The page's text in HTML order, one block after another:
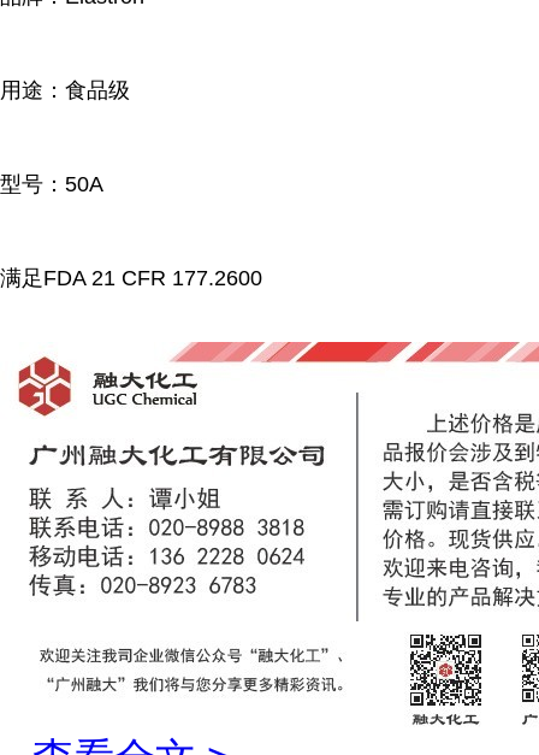
用途：食品级
型号：50A
满足FDA 21 CFR 177.2600